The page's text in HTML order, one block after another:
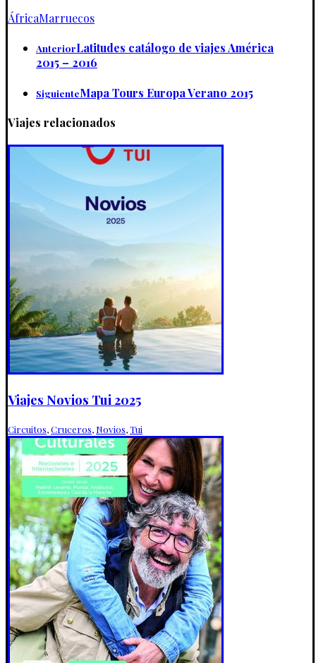
ÁfricaMarruecos
AnteriorLatitudes catálogo de viajes América
2015 – 2016
SiguienteMapa Tours Europa Verano 2015
Viajes relacionados
Viajes Novios Tui 2025
Circuitos,Cruceros, Novios,Tui